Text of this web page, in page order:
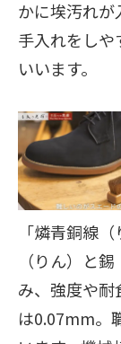
かに埃汚れ
手入れをしや
いいます。
「燐青銅線
（りん）と
み、強度や耐
は0.07mm。